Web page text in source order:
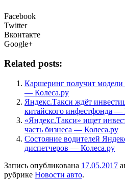
Facebook
Twitter
Вконтакте
Google+
Related posts:
Каршеринг получит модели
— Колеса.ру
Яндекс.Такси ждёт
китайского инфестфонда —
«Яндекс.Такси» ищет
часть бизнеса — Колеса.ру
Состояние водителей
диспетчеров — Колеса.ру
Запись опубликована 17.05.2017
рубрике Новости авто.